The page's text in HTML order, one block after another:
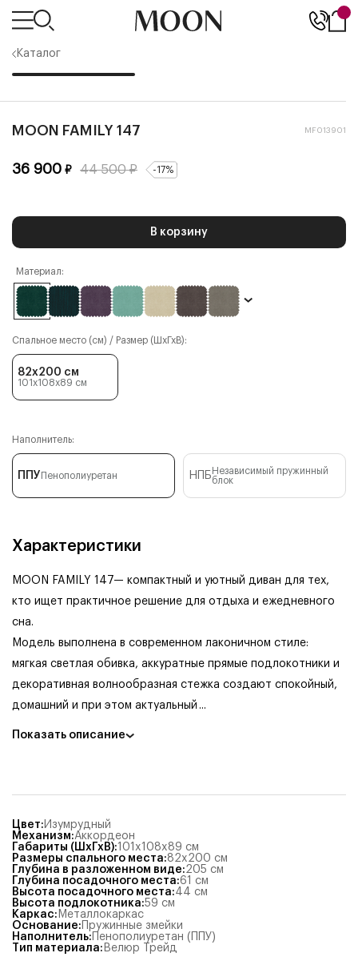
Каталог
MOON FAMILY 147 MF013901
36 900 ₽ 44 500₽ -17%
В корзину
Материал:
Спальное место (см) / Размер (ШхГхВ):
82x200 см
101x108x89 см
Наполнитель:
ППУ Пенополиуретан НПБ Независимый пружинный
блок
Характеристики
MOON FAMILY 147— компактный и уютный диван для тех,
кто ищет практичное решение для отдыха и ежедневного
сна.
Модель выполнена в современном лаконичном стиле:
мягкая светлая обивка, аккуратные прямые подлокотники и
декоративная волнообразная стежка создают спокойный,
домашний и при этом актуальный ...
Показать описание
Цвет: Изумрудный
Механизм:Аккордеон
Габариты (ШхГхВ):101x108x89 см
Размеры спального места:82x200 см
Глубина в разложенном виде:205 см
Глубина посадочного места:61
см
Высота посадочного места:44 см
Высота подлокотника:59 см
Каркас: Металлокаркас
Основание: Пружинные змейки
Наполнитель: Пенополиуретан (ППУ)
Тип материала: Велюр Трейд